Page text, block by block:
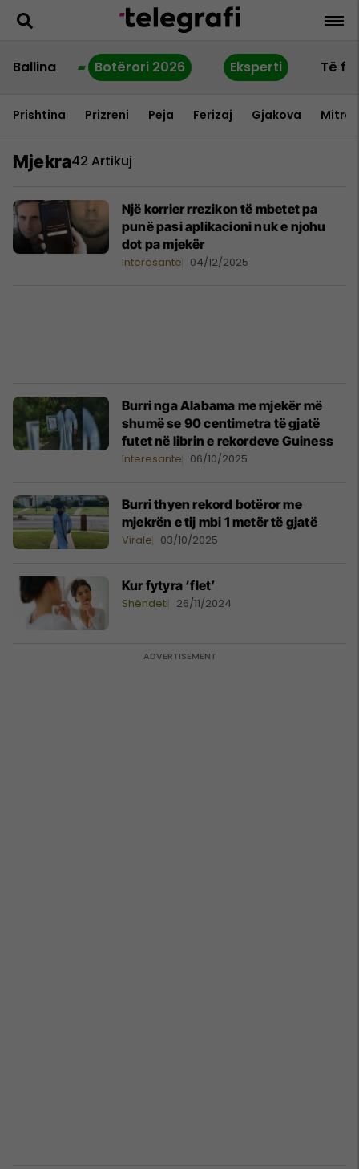
Ballina Botërori 2026 Eksperti Të
Prishtina Prizreni Peja Ferizaj Gjakova
Mjekra42 Artikuj
Një korrier rrezikon të mbetet pa
punë pasi aplikacioni nuk e njohu
dot pa mjekër
Interesante 04/12/2025
Burri nga Alabama me mjekër më
shumë se 90 centimetra të gjatë
futet në librin e rekordeve Guiness
Interesante 06/10/2025
Burri thyen rekord botëror me
mjekrën e tij mbi 1 metër të gjatë
Virale 03/10/2025
Kur fytyra ‘flet’
Shëndeti 26/11/2024